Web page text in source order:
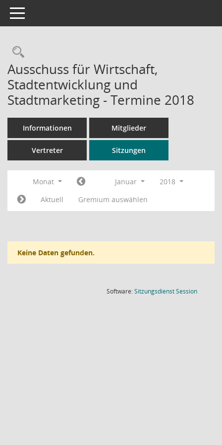
Toggle navigation
Rechercheauswahl
Ausschuss für Wirtschaft,
Stadtentwicklung und
Stadtmarketing - Termine 2018
Informationen Mitglieder
Vertreter Sitzungen
Monat Januar
2018
Aktuell
Gremium auswählen
Keine Daten gefunden.
Software:SitzungsdienstSession(Wird in